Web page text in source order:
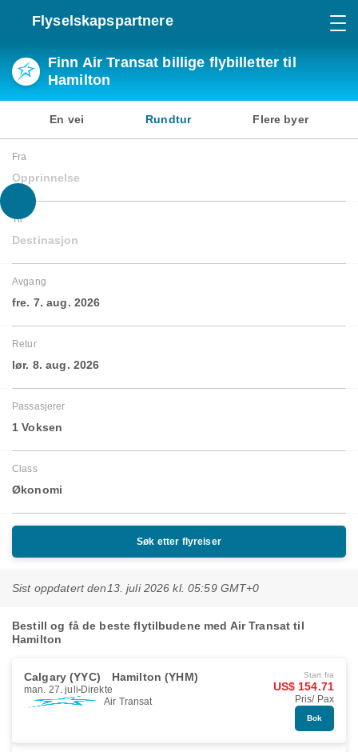
Flyselskapspartnere
Finn Air Transat billige flybilletter til
Hamilton
En vei Rundtur Flere byer
Fra
Opprinnelse
Til
Destinasjon
Avgang
fre. 7. aug. 2026
Retur
lør. 8. aug. 2026
Passasjerer
1 Voksen
Class
Økonomi
Søk etter flyreiser
Sist oppdatert den 13. juli 2026 kl. 05:59 GMT+0
Bestill og få de beste flytilbudene med Air Transat til
Hamilton
Calgary (YYC) Hamilton (YHM)
man. 27. juli Direkte
Air Transat
Start fra
US$ 154.71
Pris/ Pax
Bok